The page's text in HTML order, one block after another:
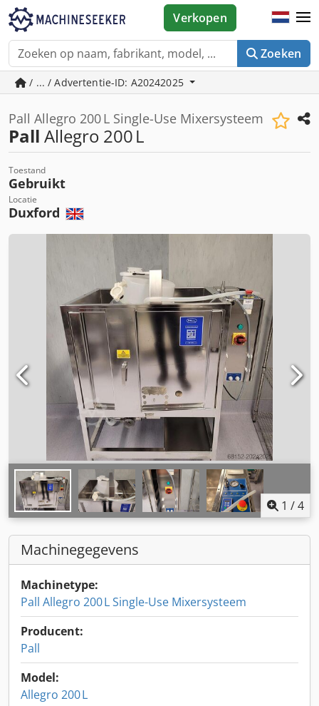
Zoeken
Verkopen
/ ... / Advertentie-ID: A20242025
Pall Allegro 200 L Single-Use Mixersysteem
Pall Allegro 200 L
Toestand
Gebruikt
Locatie
Duxford
1 /4
Machinegegevens
Machinetype:
Pall Allegro 200 L Single-Use Mixersysteem
Producent:
Pall
Model:
Allegro 200 L